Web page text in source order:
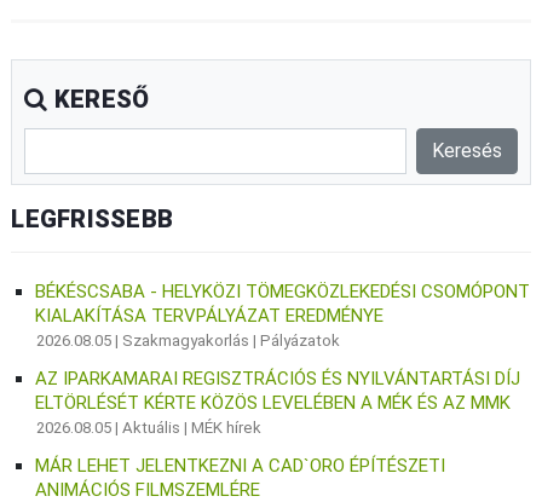
KERESŐ
LEGFRISSEBB
BÉKÉSCSABA - HELYKÖZI TÖMEGKÖZLEKEDÉSI CSOMÓPONT
KIALAKÍTÁSA TERVPÁLYÁZAT EREDMÉNYE
2026.08.05 | Szakmagyakorlás |Pályázatok
AZ IPARKAMARAI REGISZTRÁCIÓS ÉS NYILVÁNTARTÁSI DÍJ
ELTÖRLÉSÉT KÉRTE KÖZÖS LEVELÉBEN A MÉK ÉS AZ MMK
2026.08.05 |Aktuális |MÉK hírek
MÁR LEHET JELENTKEZNI A CAD`ORO ÉPÍTÉSZETI
ANIMÁCIÓS FILMSZEMLÉRE